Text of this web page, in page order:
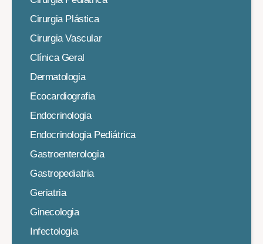
Cirurgia Plástica
Cirurgia Vascular
Clínica Geral
Dermatologia
Ecocardiografia
Endocrinologia
Endocrinologia Pediátrica
Gastroenterologia
Gastropediatria
Geriatria
Ginecologia
Infectologia